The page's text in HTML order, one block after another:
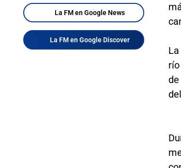
La FM en Google News
La FM en Google Discover